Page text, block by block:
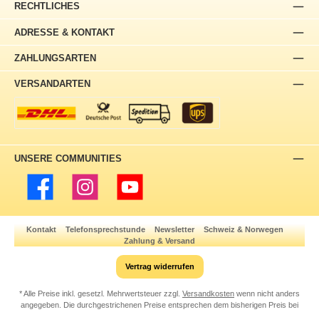
ADRESSE & KONTAKT
RECHTLICHES
ZAHLUNGSARTEN
VERSANDARTEN
UNSERE COMMUNITIES
Facebook Instagram YouTube
Kontakt Telefonsprechstunde Newsletter
Schweiz & Norwegen
Zahlung & Versand
Vertrag widerrufen
* Alle Preise inkl. gesetzl. Mehrwertsteuer zzgl. Versandkosten wenn nicht anders
angegeben. Die durchgestrichenen Preise entsprechen dem bisherigen Preis bei